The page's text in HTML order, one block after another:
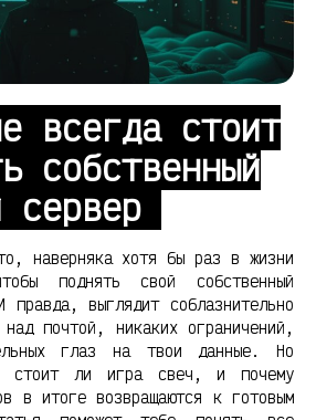
всегда стоит
собственный
сервер
наверняка хотя бы раз в жизни
поднять свой собственный
правда, выглядит соблазнительно
почтой, никаких ограничений,
глаз на твои данные. Но
стоит ли игра свеч, и почему
в итоге возвращаются к готовым